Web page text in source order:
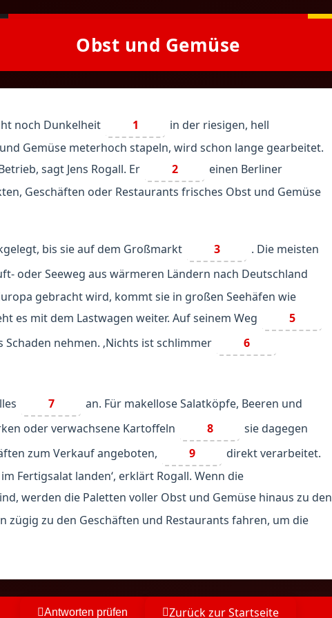
Obst und Gemüse
noch Dunkelheit 1
in der riesigen, hell
Gemüse meterhoch stapeln, wird schon lange gearbeitet.
sagt Jens Rogall. Er
2
einen Berliner
Geschäften oder Restaurants frisches Obst und Gemüse
bis sie auf dem Großmarkt 3
. Die meisten
oder Seeweg aus wärmeren Ländern nach Deutschland
gebracht wird, kommt sie in großen Seehäfen wie
es mit dem Lastwagen weiter. Auf seinem Weg
5
nehmen. ‚Nichts ist schlimmer
6
7
an. Für makellose Salatköpfe, Beeren und
oder verwachsene Kartoffeln
8
sie dagegen
zum Verkauf angeboten,
9
direkt verarbeitet.
Fertigsalat landen‘, erklärt Rogall. Wenn die
werden die Paletten voller Obst und Gemüse hinaus zu den
zügig zu den Geschäften und Restaurants fahren, um die
Antworten prüfen Zurück zur Startseite